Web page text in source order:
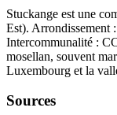
Stuckange est une
Est). Arrondissement
Intercommunalité :
mosellan, souvent
Luxembourg et la
Sources